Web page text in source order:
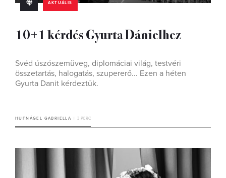
AKTUÁLIS
10+1 kérdés Gyurta Dánielhez
Svéd úszószemüveg, diplomáciai világ, testvéri
összetartás, halogatás, szupererő... Ezen a héten
Gyurta Danit kérdeztük.
HUFNÁGEL GABRIELLA 3 PERC